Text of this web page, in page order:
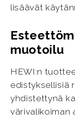
lisäävät
muotoilu
HEWI:n
edistyksellisiä
yhdistettynä
värivalikoiman